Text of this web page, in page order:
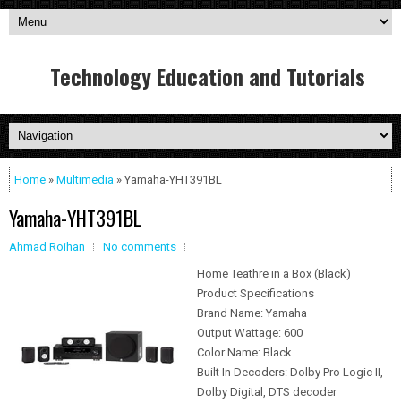
Technology Education and Tutorials
Home » Multimedia » Yamaha-YHT391BL
Yamaha-YHT391BL
Ahmad Roihan
No comments
Home Teathre in a Box (Black)
Product Specifications
Brand Name: Yamaha
Output Wattage: 600
Color Name: Black
Built In Decoders: Dolby Pro Logic II,
Dolby Digital, DTS decoder